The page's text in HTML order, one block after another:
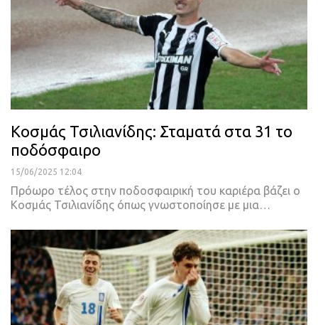
Κοσμάς Τσιλιανίδης: Σταματά στα 31 το
ποδόσφαιρο
15/06/2025 12:04
Πρόωρο τέλος στην ποδοσφαιρική του καριέρα βάζει ο
Κοσμάς Τσιλιανίδης όπως γνωστοποίησε με μια…